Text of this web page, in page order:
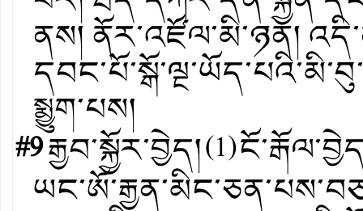
ནས། ནོར་འཛོལ་མི་ཉན།
སྨྱུག་པས།
#9རྒྱབ་སྐྱོར་བྱེད།(1)